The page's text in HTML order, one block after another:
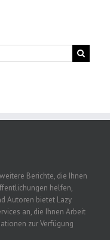
Berichte, die Ihnen
helfen,
Autoren bietet Lazy
an, die Ihnen Arbeit
zur Verfügung